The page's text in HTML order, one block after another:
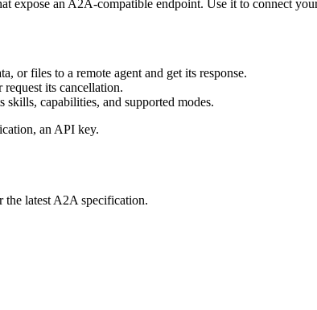
expose an A2A-compatible endpoint. Use it to connect
or files to a remote agent and get its response.
its cancellation.
skills, capabilities, and supported modes.
an API key.
latest A2A specification.